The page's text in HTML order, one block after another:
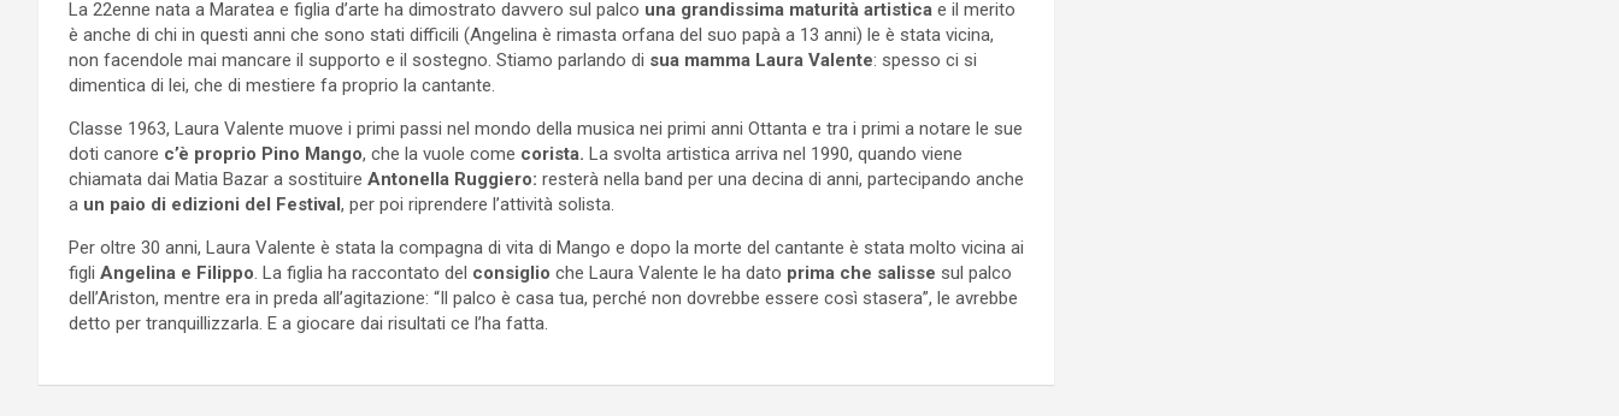
La 22enne nata a Maratea e figlia d’arte ha dimostrato davvero sul palco una grandissima maturità artistica e il merito
è anche di chi in questi anni che sono stati difficili (Angelina è rimasta orfana del suo papà a 13 anni) le è stata vicina,
non facendole mai mancare il supporto e il sostegno. Stiamo parlando di sua mamma Laura Valente: spesso ci si
dimentica di lei, che di mestiere fa proprio la cantante.
Classe 1963, Laura Valente muove i primi passi nel mondo della musica nei primi anni Ottanta e tra i primi a notare le sue
doti canore c’è proprio Pino Mango, che la vuole come corista. La svolta artistica arriva nel 1990, quando viene
chiamata dai Matia Bazar a sostituire Antonella Ruggiero: resterà nella band per una decina di anni, partecipando anche
a un paio di edizioni del Festival, per poi riprendere l’attività solista.
Per oltre 30 anni, Laura Valente è stata la compagna di vita di Mango e dopo la morte del cantante è stata molto vicina ai
figli Angelina e Filippo . La figlia ha raccontato del consiglio che Laura Valente le ha dato prima che salisse sul palco
dell’Ariston, mentre era in preda all’agitazione: “Il palco è casa tua, perché non dovrebbe essere così stasera”, le avrebbe
detto per tranquillizzarla. E a giocare dai risultati ce l’ha fatta.